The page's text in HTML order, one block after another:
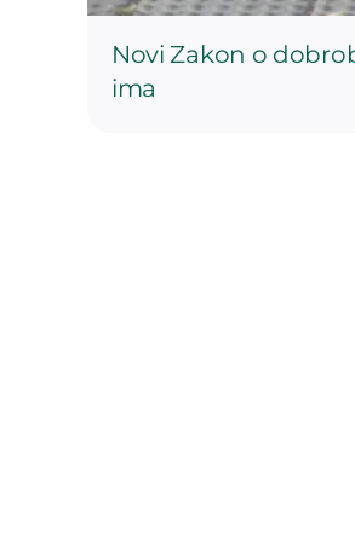
Novi Zakon o
ima